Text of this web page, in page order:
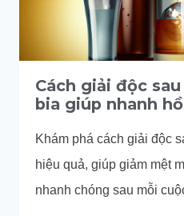
Cách giải độc
bia giúp nhanh
Khám phá cách giải độc
hiệu quả, giúp giảm mệt
nhanh chóng sau mỗi